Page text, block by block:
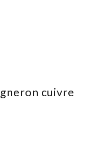
cuivre